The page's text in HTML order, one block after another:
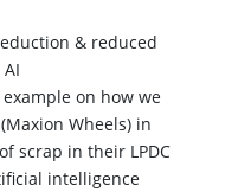
& reduced
on how we
Wheels) in
scrap in their LPDC
intelligence